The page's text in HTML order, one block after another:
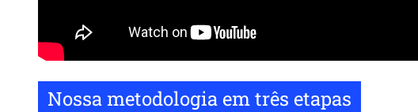
video
URL
Nossa metodologia em três etapas